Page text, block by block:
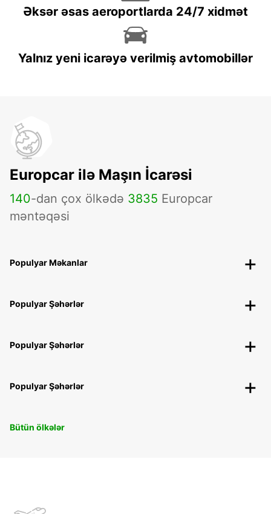
Əksər əsas aeroportlarda 24/7 xidmət
Yalnız yeni icarəyə verilmiş avtomobillər
Europcar ilə Maşın İcarəsi
140-dan çox ölkədə 3835 Europcar
məntəqəsi
Populyar Məkanlar
Populyar Şəhərlər
Populyar Şəhərlər
Populyar Şəhərlər
Bütün ölkələr